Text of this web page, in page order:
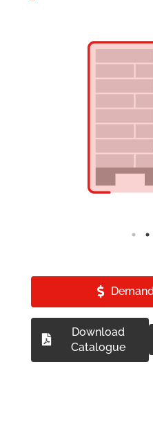
Download
Catalogue